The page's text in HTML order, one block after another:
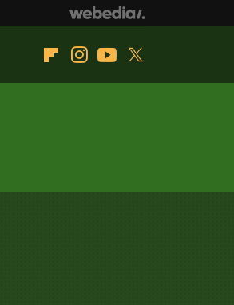
FlipboardInstagramYoutube